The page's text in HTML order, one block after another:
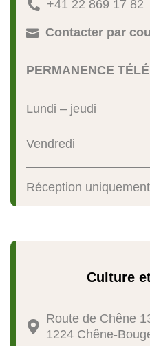
 +41 22 869 17 82
 Contacter par
PERMANENCE
Lundi – jeudi
Vendredi
Réception
Culture

Route de Chêne
1224 Chêne-